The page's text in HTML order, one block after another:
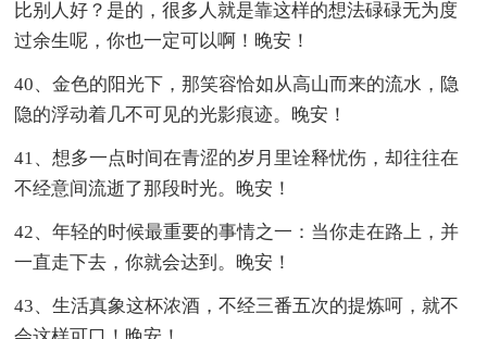
比别人好？是的，很多人就是靠这样的想法碌碌无为度
过余生呢，你也一定可以啊！晚安！
40、金色的阳光下，那笑容恰如从高山而来的流水，隐
隐的浮动着几不可见的光影痕迹。晚安！
41、想多一点时间在青涩的岁月里诠释忧伤，却往往在
不经意间流逝了那段时光。晚安！
42、年轻的时候最重要的事情之一：当你走在路上，并
一直走下去，你就会达到。晚安！
43、生活真象这杯浓酒，不经三番五次的提炼呵，就不